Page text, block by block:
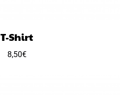
T-Shirt
8,50€